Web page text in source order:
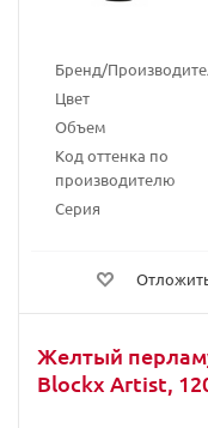
Бренд/
Цвет
Объем
Код оттенка по
производителю
Серия
Желтый
Blockx Artist,